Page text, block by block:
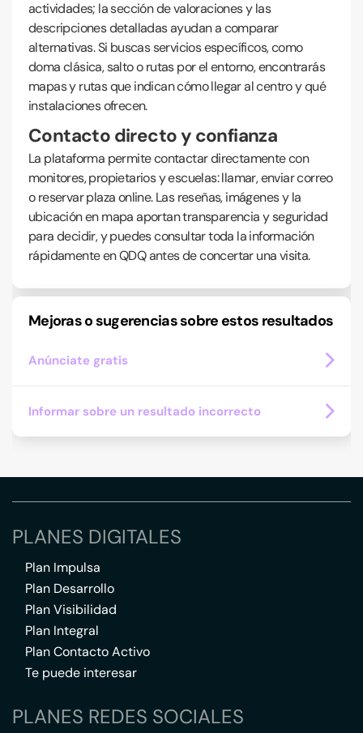
actividades; la sección de valoraciones y las
descripciones detalladas ayudan a comparar
alternativas. Si buscas servicios específicos, como
doma clásica, salto o rutas por el entorno, encontrarás
mapas y rutas que indican cómo llegar al centro y qué
instalaciones ofrecen.
Contacto directo y confianza
La plataforma permite contactar directamente con
monitores, propietarios y escuelas: llamar, enviar correo
o reservar plaza online. Las reseñas, imágenes y la
ubicación en mapa aportan transparencia y seguridad
para decidir, y puedes consultar toda la información
rápidamente en QDQ antes de concertar una visita.
Mejoras o sugerencias sobre estos resultados
Anúnciate gratis
Informar sobre un resultado incorrecto
PLANES DIGITALES
Plan Impulsa
Plan Desarrollo
Plan Visibilidad
Plan Integral
Plan Contacto Activo
Te puede interesar
PLANES REDES SOCIALES